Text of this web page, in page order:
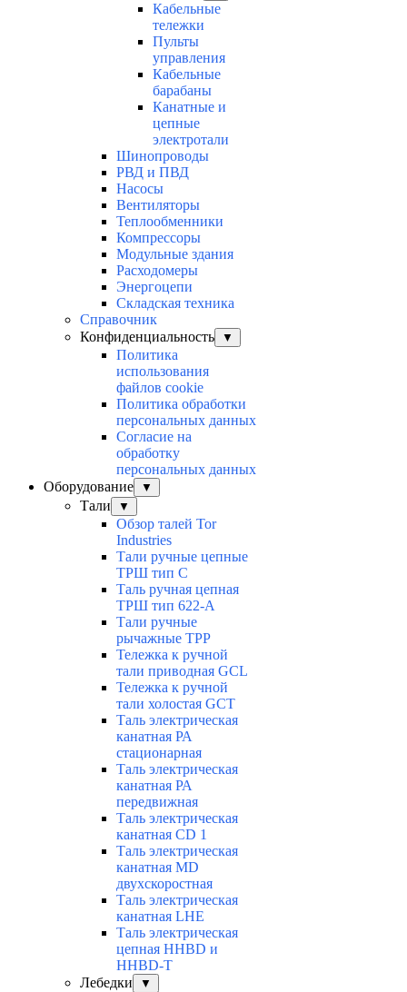
Кабельные
тележки
Пульты
управления
Кабельные
барабаны
Канатные и
цепные
электротали
Шинопроводы
РВД и ПВД
Насосы
Вентиляторы
Теплообменники
Компрессоры
Модульные здания
Расходомеры
Энергоцепи
Складская техника
Справочник
Конфиденциальность
▼
Политика
использования
файлов cookie
Политика обработки
персональных данных
Согласие на
обработку
персональных данных
Оборудование
▼
Тали ▼
Обзор талей Tor
Industries
Тали ручные цепные
ТРШ тип С
Таль ручная цепная
ТРШ тип 622-А
Тали ручные
рычажные ТРР
Тележка к ручной
тали приводная GCL
Тележка к ручной
тали холостая GCT
Таль электрическая
канатная РА
стационарная
Таль электрическая
канатная РА
передвижная
Таль электрическая
канатная CD 1
Таль электрическая
канатная МD
двухскоростная
Таль электрическая
канатная LHE
Таль электрическая
цепная HHBD и
HHBD-T
Лебедки
▼